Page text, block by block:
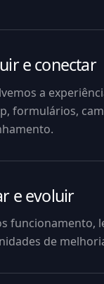
e conectar
a
formulários,
e evoluir
funcionamento,
de